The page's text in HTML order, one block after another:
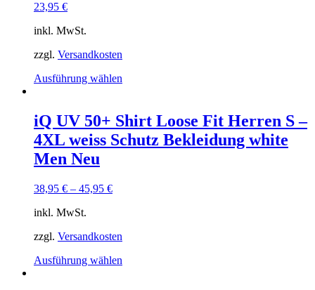
23,95 €
inkl. MwSt.
zzgl. Versandkosten
Ausführung wählen
mehrere
Varianten
auf.
werden
iQ UV 50+ Shirt Loose Fit Herren S –
4XL weiss Schutz Bekleidung white
Men Neu
38,95 € – 45,95 €
inkl. MwSt.
zzgl. Versandkosten
Ausführung wählen